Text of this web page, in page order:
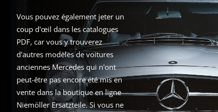
Vous pouvez également jeter un
coup d'œil dans les catalogues
PDF, car vous y trouverez
d'autres modèles de voitures
anciennes Mercedes qui n'ont
peut-être pas encore été mis en
vente dans la boutique en ligne
Niemöller Ersatzteile. Si vous ne